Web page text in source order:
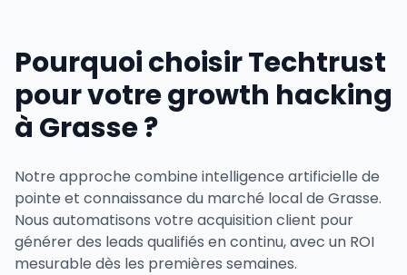
Pourquoi choisir Techtrust
pour votre growth hacking
à Grasse ?
Notre approche combine intelligence artificielle de
pointe et connaissance du marché local de Grasse.
Nous automatisons votre acquisition client pour
générer des leads qualifiés en continu, avec un ROI
mesurable dès les premières semaines.